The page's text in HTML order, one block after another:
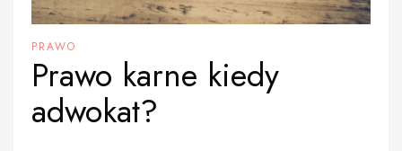
PRAWO
Prawo karne kiedy
adwokat?